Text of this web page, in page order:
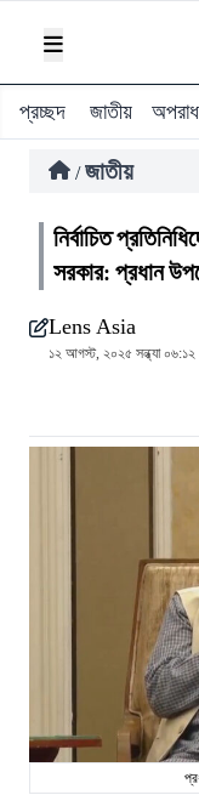
প্রচ্ছদ জাতীয় অপরাধ
/ জাতীয়
নির্বাচিত
সরকার: প্রধান
Lens Asia
১২ আগস্ট, ২০২৫ সন্ধ্যা ০৬:১২